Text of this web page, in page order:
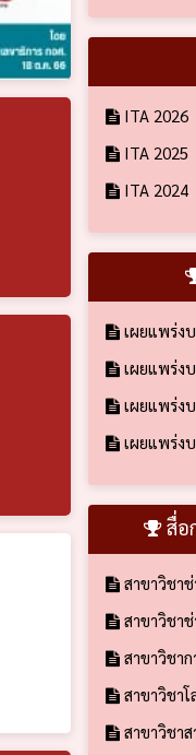
ITA 2026
ITA 2025
ITA 2024
เผยแพร่ง
เผยแพร่ง
เผยแพร่ง
เผยแพร่ง
สื่อ
สาขาวิชาช่
สาขาวิชา
สาขาวิชา
สาขาวิชา
สาขาวิชา